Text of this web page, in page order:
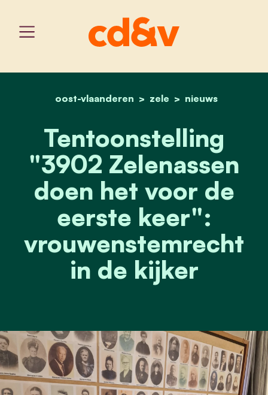
home
oost-vlaanderen zele nieuws
tentoonstelling "3902
Tentoonstelling
"3902 Zelenassen
doen het voor de
eerste keer":
vrouwenstemrecht
in de kijker